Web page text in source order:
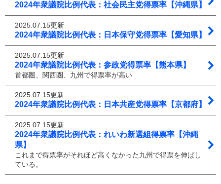
2024年衆議院比例代表：社会民主党得票率【沖縄県】
2025.07.15更新
2024年衆議院比例代表：日本保守党得票率【愛知県】
2025.07.15更新
2024年衆議院比例代表：参政党得票率【熊本県】
首都圏、関西圏、九州で得票率が高い
2025.07.15更新
2024年衆議院比例代表：日本共産党得票率【京都府】
2025.07.15更新
2024年衆議院比例代表：れいわ新選組得票率【沖縄
県】
これまで得票率がそれほど高くなかった九州で得票を伸ばし
ている。